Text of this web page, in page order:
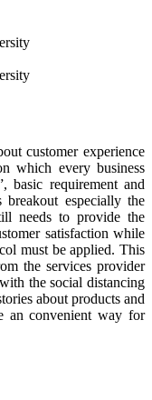
customer experience
which every business
requirement and
especially the
needs to provide the
satisfaction while
must be applied. This
the services provider
the social distancing
about products and
an convenient way for